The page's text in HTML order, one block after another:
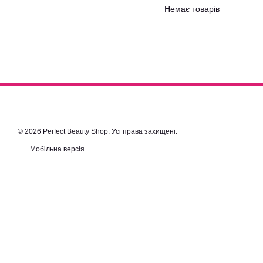
Немає товарів
© 2026 Perfect Beauty Shop. Усі права захищені.
Мобільна версія